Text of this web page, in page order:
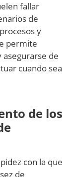
fallar
de
y
permite
de
cuando sea
de los
con la que
de